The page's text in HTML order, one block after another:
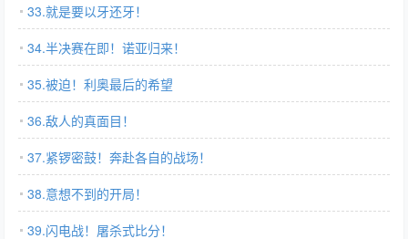
33.就是要以牙还牙！
34.半决赛在即！诺亚归来！
35.被迫！利奥最后的希望
36.敌人的真面目！
37.紧锣密鼓！奔赴各自的战场！
38.意想不到的开局！
39.闪电战！屠杀式比分！